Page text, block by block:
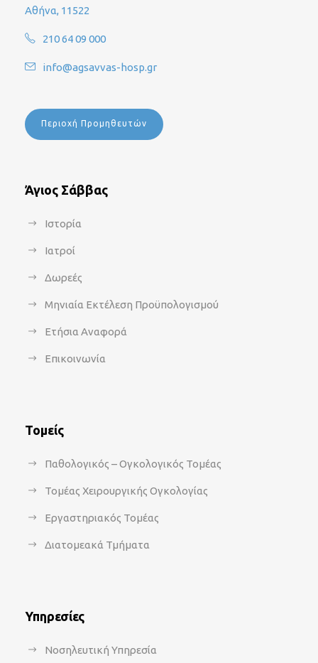
Αθήνα, 11522
210 64 09 000
info@agsavvas-hosp.gr
Περιοχή Προμηθευτών
Άγιος Σάββας
Ιστορία
Ιατροί
Δωρεές
Μηνιαία Εκτέλεση Προϋπολογισμού
Ετήσια Αναφορά
Επικοινωνία
Τομείς
Παθολογικός – Ογκολογικός Τομέας
Τομέας Χειρουργικής Ογκολογίας
Εργαστηριακός Τομέας
Διατομεακά Τμήματα
Υπηρεσίες
Νοσηλευτική Υπηρεσία